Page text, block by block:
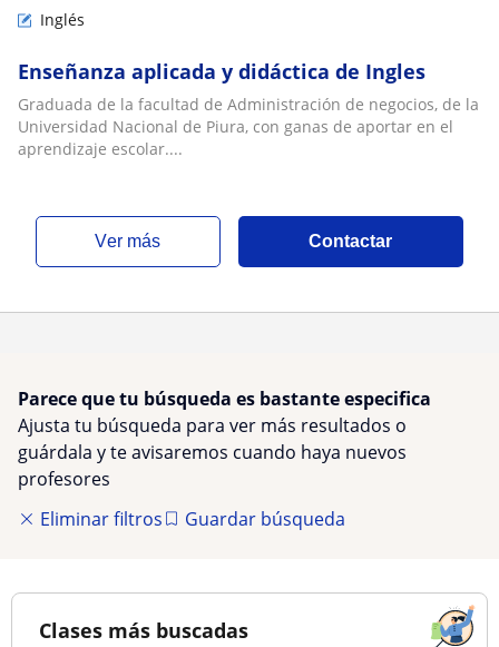
Inglés
Enseñanza aplicada y didáctica de Ingles
Graduada de la facultad de Administración de negocios, de la
Universidad Nacional de Piura, con ganas de aportar en el
aprendizaje escolar....
ver más Contactar
Parece que tu búsqueda es bastante especifica
Ajusta tu búsqueda para ver más resultados o
guárdala y te avisaremos cuando haya nuevos
profesores
Eliminar filtros
Guardar búsqueda
Clases más buscadas